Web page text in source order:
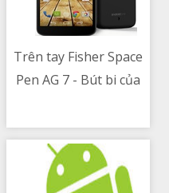
Trên tay Fisher Space
Pen AG 7 - Bút bi của
đặc biệt